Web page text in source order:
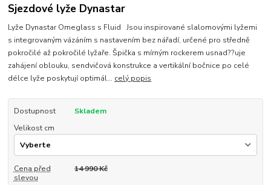
Sjezdové lyže Dynastar
Lyže Dynastar Omeglass s Fluid Jsou inspirované slalomovými lyžemi
s integrovaným vázáním s nastavením bez nářadí, určené pro středně
pokročilé až pokročilé lyžaře. Špička s mírným rockerem usnad??uje
zahájení oblouku, sendvičová konstrukce a vertikální bočnice po celé
délce lyže poskytují optimál... celý popis
Dostupnost
Skladem
Velikost cm
Cena před
slevou
14 990 Kč